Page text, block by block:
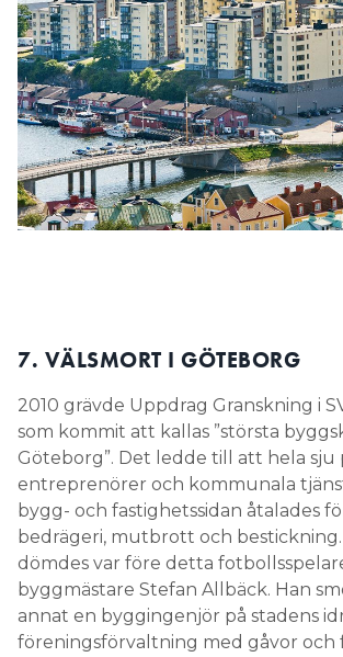
7. VÄLSMORT I GÖTEBORG
2010 grävde Uppdrag Granskning i
som kommit att kallas ”största
Göteborg”. Det ledde till att hela
entreprenörer och kommunala
bygg- och fastighetssidan åtalades
bedrägeri, mutbrott och bestickning.
dömdes var före detta
byggmästare Stefan Allbäck. Han
annat en byggingenjör på stadens
föreningsförvaltning med gåvor och